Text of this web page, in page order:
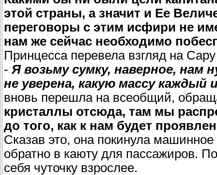
этой страны, а значит и Ее
переговоры с этим исфири не
нам же сейчас необходимо
Принцесса перевела взгляд на
- Я возьму сумку, наверное, нам
не уверена, какую массу
вновь перешла на всеобщий,
кристаллы отсюда, там мы
до того, как к нам будет
Сказав это, она покинула
обратно в каюту для пассажиров.
себя чуточку взрослее.